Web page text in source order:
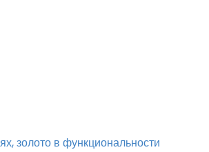
золото в функциональности